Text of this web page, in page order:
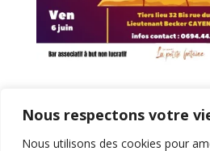
Nous respectons votre
Nous utilisons des cookies pour